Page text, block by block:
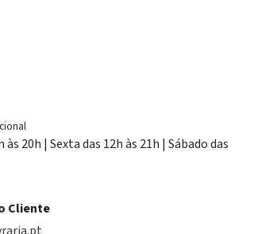
20h | Sexta das 12h às 21h | Sábado das
Cliente